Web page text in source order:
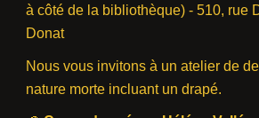
à côté de la bibliothèque) - 510, rue
Donat
Nous vous invitons à un atelier de
nature morte incluant un drapé.